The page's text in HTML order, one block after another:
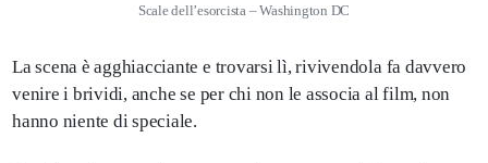
Scale dell’esorcista – Washington DC
La scena è agghiacciante e trovarsi lì, rivivendola fa davvero
venire i brividi, anche se per chi non le associa al film, non
hanno niente di speciale.